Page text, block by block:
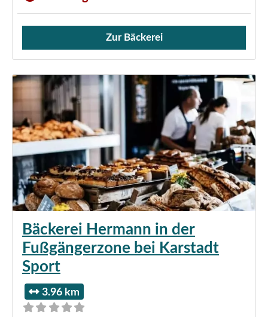
Verkauf von Brötchen,
Zur Bäckerei
Bäckerei Hermann in der
Fußgängerzone bei Karstadt
Sport
3.96 km